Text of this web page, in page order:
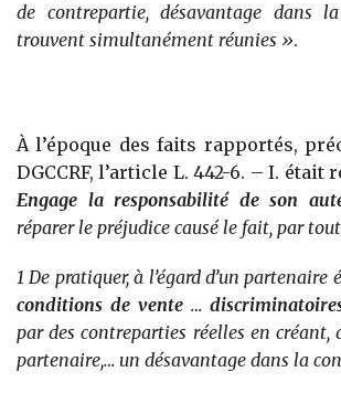
de contrepartie, désavantage dans
trouvent simultanément réunies ».
À l’époque des faits rapportés,
DGCCRF, l’article L. 442-6. – I. était
Engage la responsabilité de son
réparer le préjudice causé le fait, par
1 De pratiquer, à l’égard d’un partenaire
conditions de vente …
par des contreparties réelles en créant,
partenaire,… un désavantage dans la